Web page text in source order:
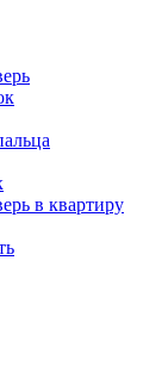
в квартиру